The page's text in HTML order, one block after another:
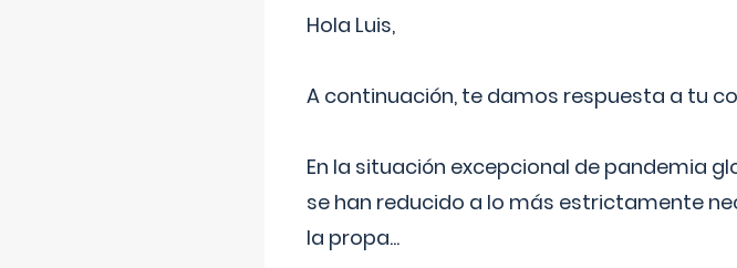
Hola Luis,
A continuación, te damos respuesta a tu
En la situación excepcional de pandemia
se han reducido a lo más estrictamente
la propa...